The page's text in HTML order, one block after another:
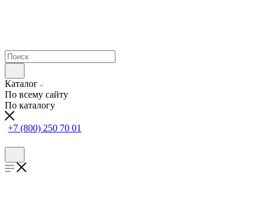
Каталог
По всему сайту
По каталогу
+7 (800) 250 70 01